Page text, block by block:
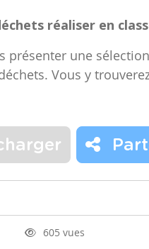
réaliser en
présenter une
Vous y
605 vues